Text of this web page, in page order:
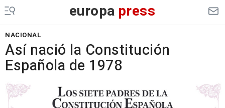
europa press
NACIONAL
Así nació la Constitución
Española de 1978